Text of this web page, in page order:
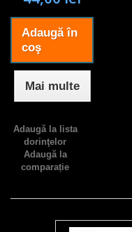
Adaugă în
coş
Mai multe
Adaugă la lista
dorinţelor
Adaugă la
comparație